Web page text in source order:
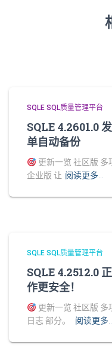
SQLE SQL质量管理平台
SQLE 4.2601.0
单自动备份
更新一览 社区版 多
企业版 让 阅读更多…
SQLE SQL质量管理平台
SQLE 4.2512.0
作更安全！
更新一览 社区版
日志 部分。
阅读更多